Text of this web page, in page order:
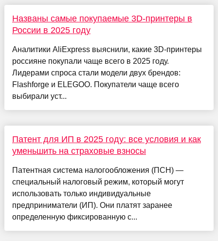
Названы самые покупаемые 3D-принтеры в
России в 2025 году
Аналитики AliExpress выяснили, какие 3D-принтеры
россияне покупали чаще всего в 2025 году.
Лидерами спроса стали модели двух брендов:
Flashforge и ELEGOO. Покупатели чаще всего
выбирали уст...
Патент для ИП в 2025 году: все условия и как
уменьшить на страховые взносы
Патентная система налогообложения (ПСН) —
специальный налоговый режим, который могут
использовать только индивидуальные
предприниматели (ИП). Они платят заранее
определенную фиксированную с...